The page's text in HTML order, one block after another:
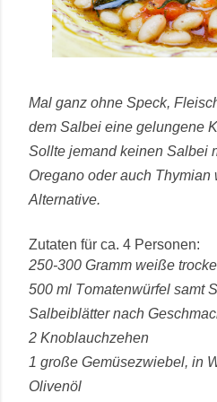
Mal ganz ohne Speck,
dem Salbei eine gelungene
Sollte jemand keinen Salbei
Oregano oder auch
Alternative.
Zutaten für ca. 4 Personen:
250-300 Gramm weiße
500 ml Tomatenwürfel samt
Salbeiblätter nach
2 Knoblauchzehen
1 große Gemüsezwiebel, in
Olivenöl